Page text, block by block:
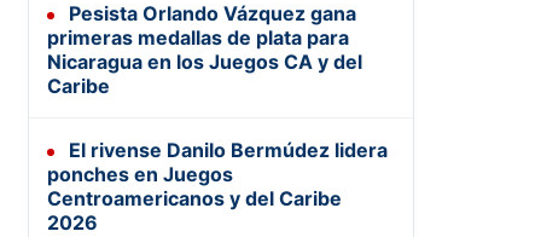
Pesista Orlando Vázquez gana
primeras medallas de plata para
Nicaragua en los Juegos CA y del
Caribe
El rivense Danilo Bermúdez lidera
ponches en Juegos
Centroamericanos y del Caribe
2026